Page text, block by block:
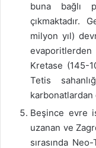
buna bağlı
çıkmaktadır.
milyon yıl)
Kretase (145-
Tetis
karbonatlardan
Beşince evre
uzanan ve
sırasında